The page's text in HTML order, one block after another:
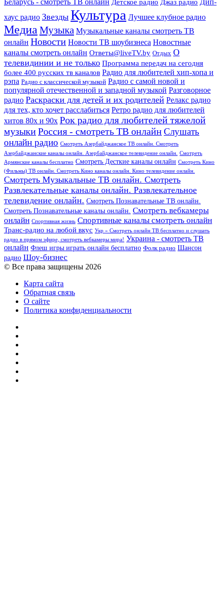
Беларусь - смотреть ТВ онлайн Детское радио Джаз радио
хаус радио Звезды Культура Лучшее клубное радио
Медиа Музыка Музыкальные каналы смотреть ТВ
онлайн Новости Новости ТВ шоубизнеса Новостные
каналы смотреть онлайн Ответы@liveTV.by Отдых О
телевидинии и не только Программа передач на сегодня
более 400 русских тв каналов Радио для любителей хип-хопа и
рэпа Радио с классической музыкой Радио с самой новой и
популярной отечественной и западной музыкой Разговорное
радио Раскраски для детей и их родителей Релакс радио
для тех, кто хочет расслабиться Ретро радио для любителей
хитов 80х и 90х Рок радио для любителей тяжелой
музыкиРоссия - смотреть ТВ онлайнСлушать
онлайн радио Смотреть Азербайджанское ТВ онлайн. Смотреть
Азербайджанские каналы онлайн. Азербайджанское телевидение онлайн.
Смотреть
Армянские каналы бесплатно Смотреть Десткие каналы онлайн Смотреть Кино
(Фильмы) ТВ онлайн. Смотреть Кино каналы онлайн. Кино телевидение онлайн.
Смотреть Музыкальные ТВ онлайн. Смотреть
Развлекательные каналы онлайн. Развлекательное
телевидение онлайн. Смотреть Познавательные ТВ онлайн.
Смотреть Познавательные каналы онлайн. Смотреть вебкамеры
онлайн Спортивная жизнь Спортивные каналы смотреть онлайн
Транс-радио на любой вкус Укр » Смотреть онлайн ТВ бесплатно и слушать
радио в прямом эфире, смотреть вебкамеры мира! Украина - смотреть ТВ
онлайн Флеш игры играть онлайн бесплатно Фолк радио Шансон
радио Шоу-бизнес
© Все права защищены 2026
Карта сайта
Обратная связь
О сайте
Политика конфиденциальности